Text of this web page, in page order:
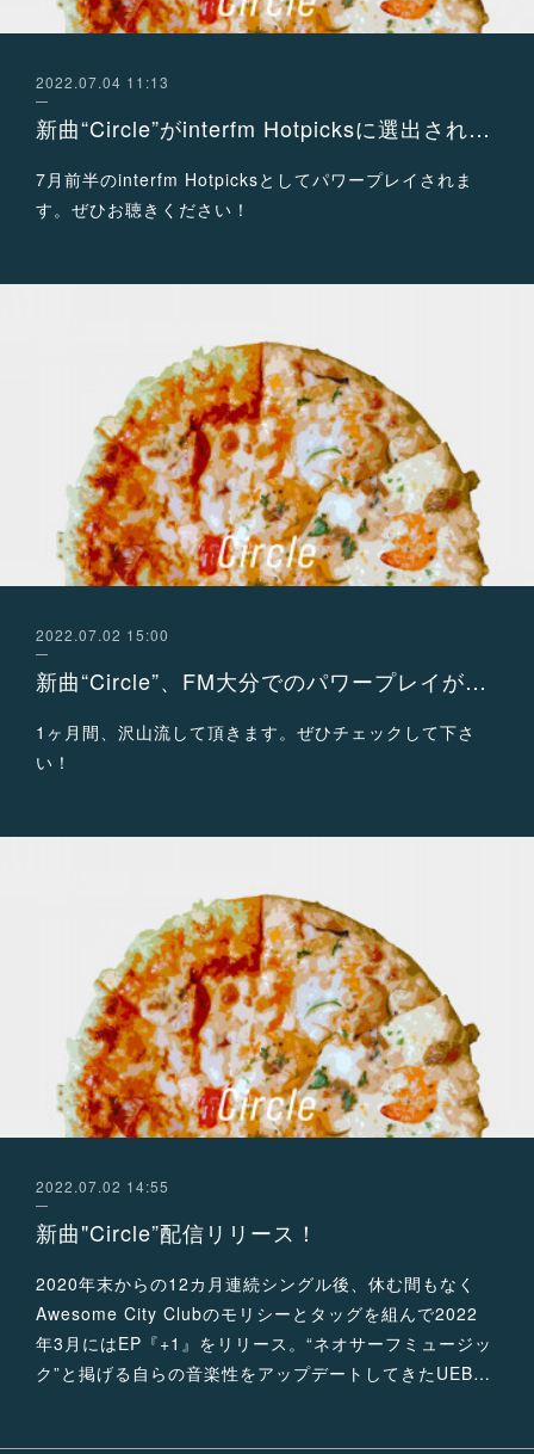
2022.07.04 11:13
新曲“Circle”がinterfm Hotpicksに選出されました！
7月前半のinterfm Hotpicksとしてパワープレイされま
す。ぜひお聴きください！
2022.07.02 15:00
新曲“Circle”、FM大分でのパワープレイが決定！
1ヶ月間、沢山流して頂きます。ぜひチェックして下さ
い！
2022.07.02 14:55
新曲"Circle”配信リリース！
2020年末からの12カ⽉連続シングル後、休む間もなく
Awesome City Clubのモリシーとタッグを組んで2022
年3⽉にはEP『+1』をリリース。“ネオサーフミュージッ
ク”と掲げる⾃らの⾳楽性をアップデートしてきたUEB…